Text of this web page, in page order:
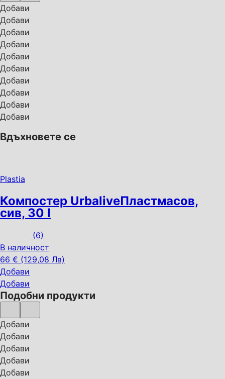
Добави
Добави
Добави
Добави
Добави
Добави
Добави
Добави
Добави
Добави
Вдъхновете се
Plastia
Компостер UrbaliveПластмасов,
сив, 30 l
(6)
В наличност
66 € (129,08 Лв)
Добави
Добави
Подобни продукти
Добави
Добави
Добави
Добави
Добави